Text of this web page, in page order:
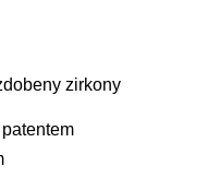
zirkony